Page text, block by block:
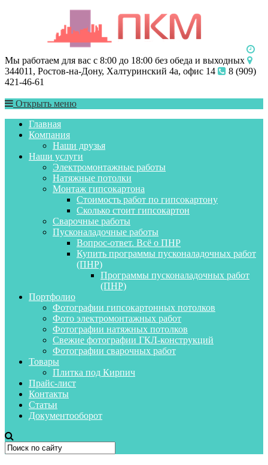
Мы работаем для вас с 8:00 до 18:00 без обеда и выходных
344011, Ростов-на-Дону, Халтуринский 4а, офис 14
8 (909)
421-46-61
Открыть меню
Главная
Компания
Наши друзья
Наши услуги
Электромонтажные работы
Натяжные потолки
Монтаж гипсокартона
Стоимость работ по гипсокартону
Сколько стоит гипсокартон
Сварочные работы
Пусконаладочные работы
Вопрос-ответ. Всё о ПНР
Купить программы пусконаладочных работ
(ПНР)
Программы пусконаладочных работ
(ПНР)
Портфолио
Фотографии гипсокартонных потолков
Фото электромонтажных работ
Фотографии натяжных потолков
Свежие фотографии ГКЛ-конструкций
Фотографии сварочных работ
Товары
Плитка под Кирпич
Прайс-лист
Контакты
Статьи
Документооборот